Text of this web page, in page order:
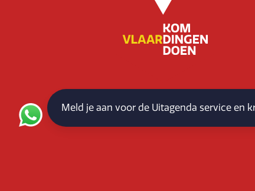
Meld je aan voor de Uitagenda service en